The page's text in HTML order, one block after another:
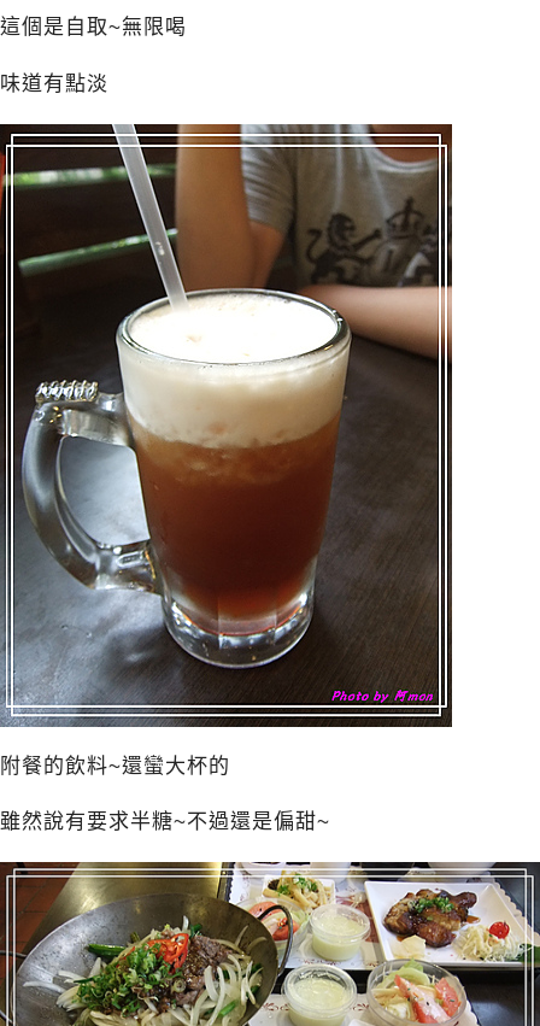
這個是自取~無限喝
味道有點淡
附餐的飲料~還蠻大杯的
雖然說有要求半糖~不過還是偏甜~